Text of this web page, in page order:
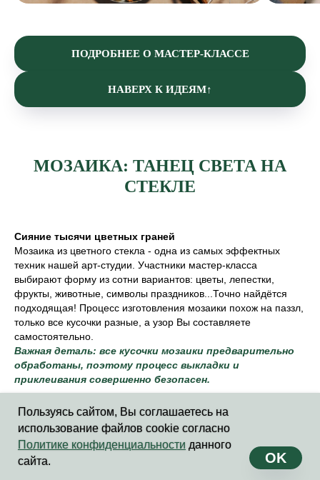
ПОДРОБНЕЕ О МАСТЕР-КЛАССЕ
НАВЕРХ К ИДЕЯМ↑
МОЗАИКА: ТАНЕЦ СВЕТА НА
СТЕКЛЕ
Сияние тысячи цветных граней
Мозаика из цветного стекла - одна из самых эффектных
техник нашей арт-студии. Участники мастер-класса
выбирают форму из сотни вариантов: цветы, лепестки,
фрукты, животные, символы праздников...Точно найдётся
подходящая! Процесс изготовления мозаики похож на паззл,
только все кусочки разные, а узор Вы составляете
самостоятельно.
Важная деталь: все кусочки мозаики предварительно
обработаны, поэтому процесс выкладки и
приклеивания совершенно безопасен.
Почему это работает: цифры и факты
мета-исследованию «JAMA Network Open» 2024
, именно визуальная арт-терапия улучшает качество
жизни в 18% случаев, снижая уровень тревожности.
Пользуясь сайтом, Вы соглашаетесь на
использование файлов cookie согласно
Политике конфиденциальности данного
сайта.
OK